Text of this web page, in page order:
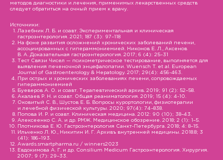
методов диагностики и лечения, применимых лекарственных средств
следует обратиться на очный прием к врачу.
Источники:
Лазебник Л. Б. и соавт. Экспериментальная и клиническая
гастроэнтерология. 2021; 187 (3): 97–118
На фоне развития осложнений хронических заболеваний печени,
ассоциированных с гипераммониемией. Никонов Е. Л., Аксенов
В. А. Доказательная гастроэнтерология. 2017; 6 (4): 25–31
Тест Связи Чисел — психометрическое тестирование, выполняется для
выявления печеночной энцефалопатии. Wuensch T. et al. European
Journal of Gastroenterology & Hepatology. 2017; 29(4): 456-463.
При острых и хронических заболеваниях печени, сопровождаемых
гипераммониемией
Буеверов А. О. и соавт. Терапевтический архив. 2019; 91 (2): 52–58.
Акалаев Р. Н. и соавт. Общая реаниматология. 2019; 15 (4): 4-10.
Оковитый С. В., Шустов Е. Б. Вопросы курортологии, физиотерапии
и лечебной физической культуры. 2020; 97(4): 74–838.
Попова И. Р. и соавт. Клиническая медицина. 2012: 90 (10); 38–43.
Алексеенко С. А. и др. РМЖ. Медицинское обозрение. 2018; 2 (1): 1–5.
Плотникова Е. Ю. Гастроэнтерология Санкт-Петербурга. 2018; 4: 8–15.
Ильченко Л. Ю., Никитин И. Г. Архивъ внутренней медицины. 2018.8; 3
(41): 186–193.
Awards.smartpharma.ru / winners2023
Евдокимова А. Г. и др. Consilium Medicum Гастроэнтерология. Хирургия.
2007; 9 (7): 29–33.